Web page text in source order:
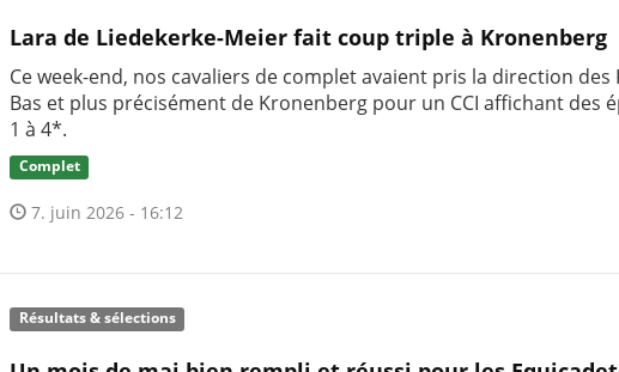
Lara de Liedekerke-Meier fait coup triple à Kronenberg
Ce week-end, nos cavaliers de complet avaient pris la direction des
Bas et plus précisément de Kronenberg pour un CCI affichant des
1 à 4*.
Complet
7. juin 2026 - 16:12
Résultats & sélections